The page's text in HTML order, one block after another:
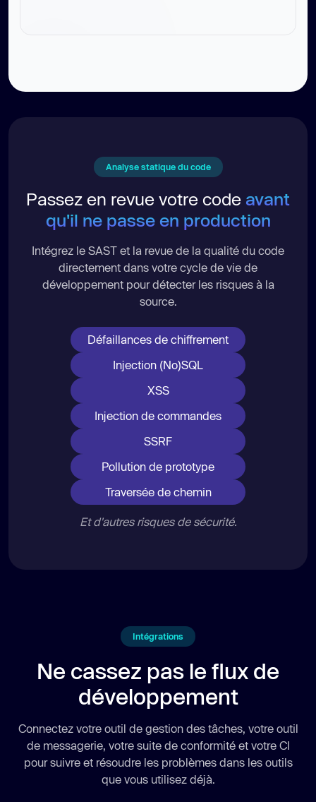
Analyse statique du code
Passez en revue votre code avant
qu'il ne passe en production
Intégrez le SAST et la revue de la qualité du code
directement dans votre cycle de vie de
développement pour détecter les risques à la
source.
Défaillances de chiffrement
Injection (No)SQL
XSS
Injection de commandes
SSRF
Pollution de prototype
Traversée de chemin
Et d'autres risques de sécurité.
Intégrations
Ne cassez pas le flux de
développement
Connectez votre outil de gestion des tâches, votre outil
de messagerie, votre suite de conformité et votre CI
pour suivre et résoudre les problèmes dans les outils
que vous utilisez déjà.